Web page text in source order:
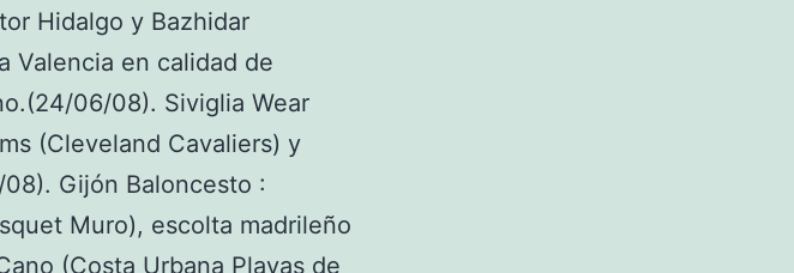
Hidalgo y Bazhidar
Valencia en calidad de
06/08). Siviglia Wear
(Cleveland Cavaliers) y
Gijón Baloncesto :
Muro), escolta madrileño
(Costa Urbana Playas de